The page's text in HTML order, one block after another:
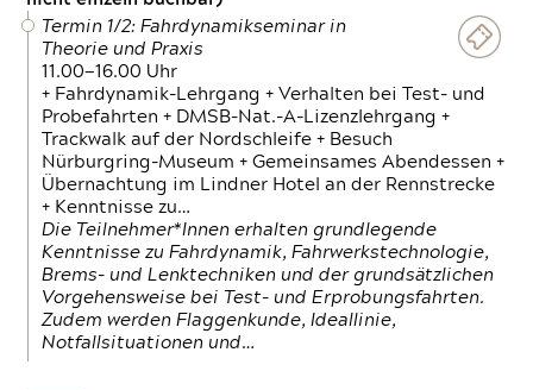
Termin 1/2: Fahrdynamikseminar in
Theorie und Praxis
11.00—16.00 Uhr
+ Fahrdynamik-Lehrgang + Verhalten bei Test- und
Probefahrten + DMSB-Nat.-A-Lizenzlehrgang +
Trackwalk auf der Nordschleife + Besuch
Nürburgring-Museum + Gemeinsames Abendessen +
Übernachtung im Lindner Hotel an der Rennstrecke
+ Kenntnisse zu…
Die Teilnehmer*Innen erhalten grundlegende
Kenntnisse zu Fahrdynamik, Fahrwerkstechnologie,
Brems- und Lenktechniken und der grundsätzlichen
Vorgehensweise bei Test- und Erprobungsfahrten.
Zudem werden Flaggenkunde, Ideallinie,
Notfallsituationen und…